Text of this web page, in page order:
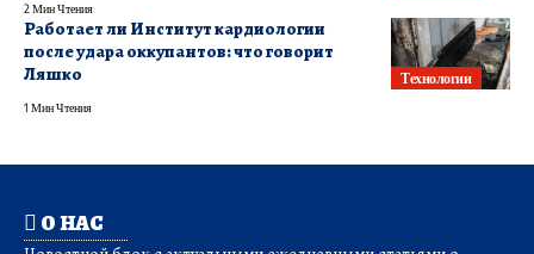
2 Мин Чтения
Технологии
Работает ли Институт кардиологии
после удара оккупантов: что говорит
Ляшко
1 Мин Чтения
О НАС